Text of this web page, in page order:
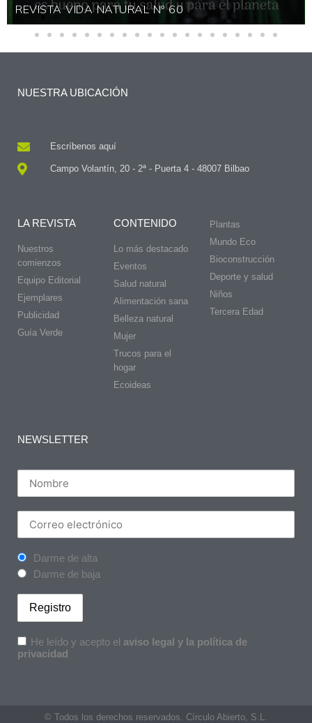
REVISTA VIDA NATURAL Nº 60
NUESTRA UBICACIÓN
Escríbenos aquí
Campo Volantín, 20 - 2ª - Puerta 4 - 48007 Bilbao
LA REVISTA
Nuestros
comienzos
Equipo Editorial
Ejemplares
Publicidad
Guía Verde
CONTENIDO
Lo más destacado
Eventos
Salud natural
Alimentación sana
Belleza natural
Mujer
Trucos para el
hogar
Ecoideas
Plantas
Mundo Eco
Bioconstrucción
Deporte y salud
Niños
Tercera Edad
NEWSLETTER
Darme de alta
Darme de baja
He leído y acepto el aviso legal y la política de
privacidad
© Todos los derechos reservados. Círculo Abierto, S.L.